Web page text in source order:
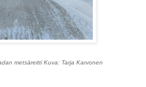
metsäreitti Kuva: Tarja Karvonen